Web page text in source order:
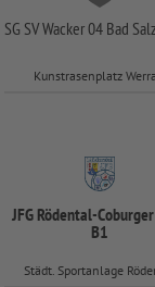
SG SV Wacker 04 Bad
Kunstrasenplatz
JFG Rödental-
B1
Städt. Sportanlage